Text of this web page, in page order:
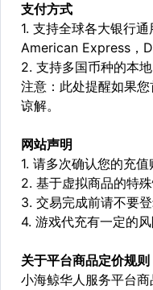
支付方式
1. 支持全球各大银行
American Express，
2. 支持多国币种的本
注意：此处提醒如果
谅解。
网站声明
1. 请多次确认您的充
2. 基于虚拟商品的特
3. 交易完成前请不要
4. 游戏代充有一定的
关于平台商品定价规则
小海鲸华人服务平台